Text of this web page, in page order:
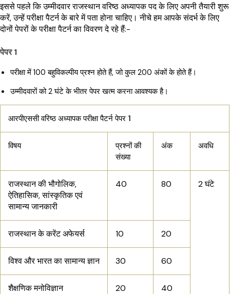
इससे पहले कि उम्मीदवार राजस्थान वरिष्ठ अध्यापक पद के लिए अपनी तैयारी शुरू
करें, उन्हें परीक्षा पैटर्न के बारे में पता होना चाहिए। नीचे हम आपके संदर्भ के लिए
दोनों पेपरों के परीक्षा पैटर्न का विवरण दे रहे हैं:-
पेपर 1
परीक्षा में 100 बहुविकल्पीय प्रश्न होते हैं, जो कुल 200 अंकों के होते हैं।
उम्मीदवारों को 2 घंटे के भीतर पेपर खत्म करना आवश्यक है।
आरपीएससी वरिष्ठ अध्यापक परीक्षा पैटर्न पेपर 1
विषय
प्रश्नों की
संख्या
अंक अवधि
राजस्थान की भौगोलिक,
ऐतिहासिक, सांस्कृतिक एवं
सामान्य जानकारी
40 80 2 घंटे
राजस्थान के करेंट अफेयर्स 10 20
विश्व और भारत का सामान्य ज्ञान 30 60
शैक्षणिक मनोविज्ञान 20 40